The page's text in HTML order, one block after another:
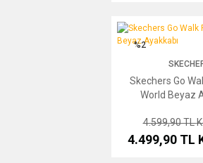
Skechers Go Walk
%2
Skechers Go
World Beyaz
4.599,90 TL
4.499,90 TL